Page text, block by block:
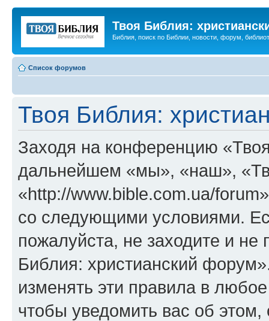
Твоя Библия:
Библия, поиск по Библии, новости, форум,
Список форумов
Твоя Библия:
Заходя на конференцию
дальнейшем «мы», «наш»,
«http://www.bible.com.ua/
со следующими условиями.
пожалуйста, не заходите и
Библия: христианский
изменять эти правила в
чтобы уведомить вас об